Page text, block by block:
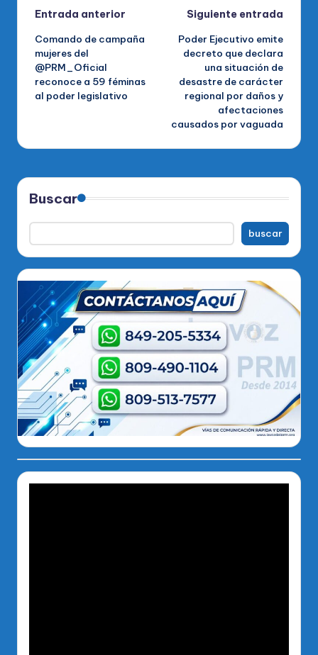
Navegación
de
entradas
Entrada anterior
Comando de campaña
mujeres del
@PRM_Oficial
reconoce a 59 féminas
al poder legislativo
Siguiente entrada
Poder Ejecutivo emite
decreto que declara
una situación de
desastre de carácter
regional por daños y
afectaciones
causados por vaguada
Buscar
buscar